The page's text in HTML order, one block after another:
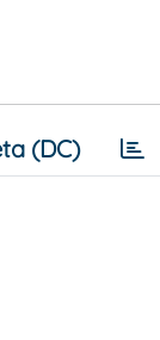
(DC)